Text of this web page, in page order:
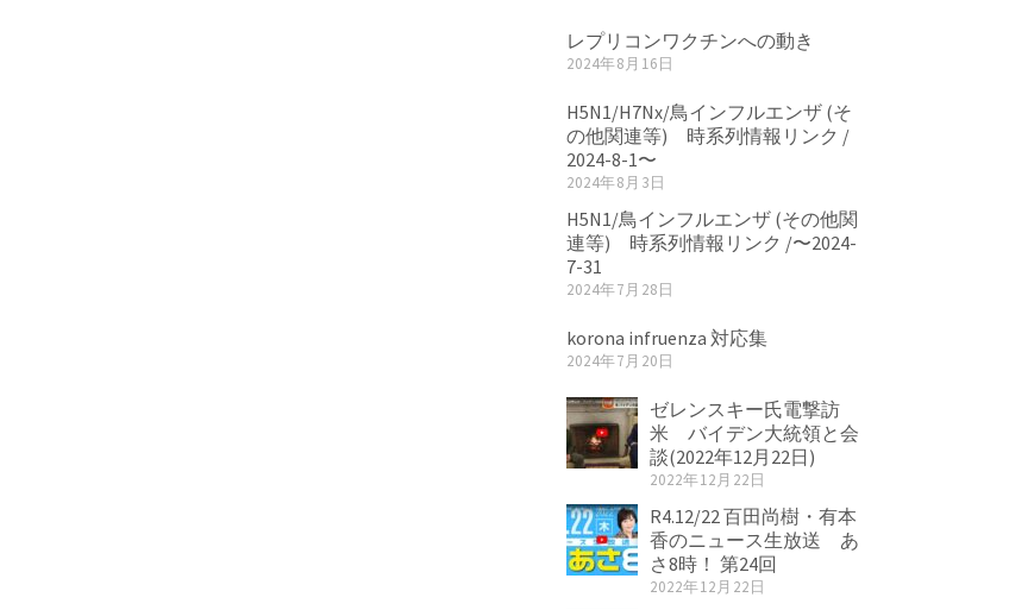
レプリコンワクチンへの動き
2024年8月16日
H5N1/H7Nx/鳥インフルエンザ (そ
の他関連等) 時系列情報リンク /
2024-8-1〜
2024年8月3日
H5N1/鳥インフルエンザ (その他関
連等) 時系列情報リンク /〜2024-
7-31
2024年7月28日
korona infruenza 対応集
2024年7月20日
ゼレンスキー氏電撃訪
米 バイデン大統領と会
談(2022年12月22日)
2022年12月22日
R4.12/22 百田尚樹・有本
香のニュース生放送 あ
さ8時！ 第24回
2022年12月22日